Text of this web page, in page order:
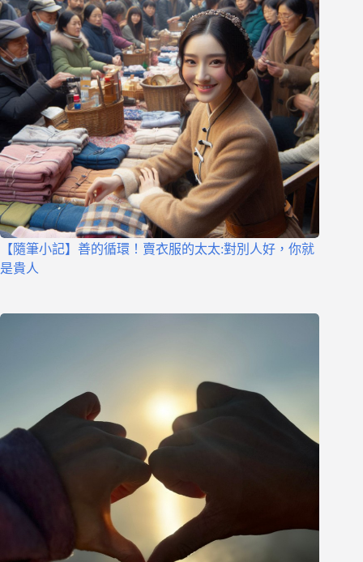
【隨筆小記】善的循環！賣衣服的太太:對別人好，你就
是貴人